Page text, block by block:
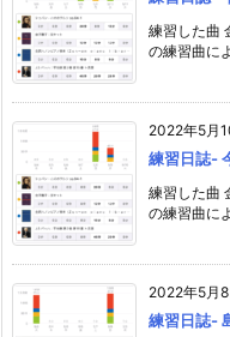
練習した曲
の練習曲に
2022年5月
練習日誌-
練習した曲
の練習曲に
2022年5月8
練習日誌-